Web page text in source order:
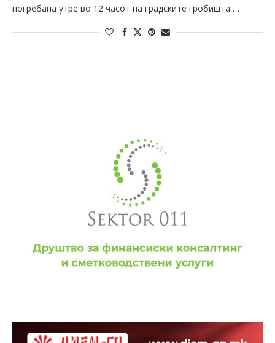
погребана утре во 12 часот на градските гробишта …